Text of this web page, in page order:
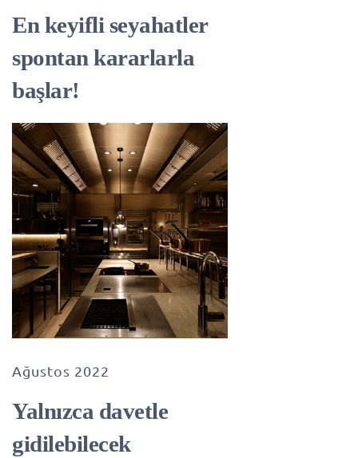
En keyifli seyahatler
spontan kararlarla
başlar!
Ağustos 2022
Yalnızca davetle
gidilebilecek